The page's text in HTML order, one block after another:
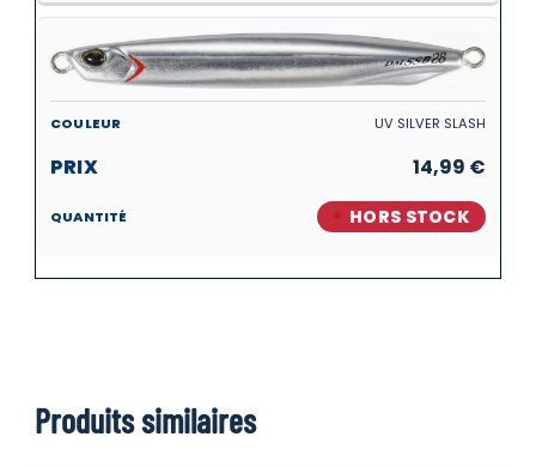
UV SILVER SLASH
14,99 €
HORS STOCK
Produits similaires